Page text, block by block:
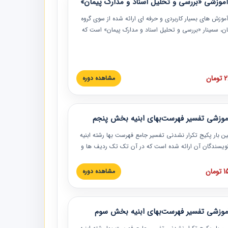
های بسیار کاربردی و حرفه‏ ای ارائه شده از سوی گروه
سمینار «بررسی و تحلیل اسناد و مدارک پیمان» است که
این خصوص ارائه شده است.
مشاهده دوره
تفسیر فهرست‌بهای ابنیه بخش پنجم
بار پکیج تکرار نشدنی تفسیر جامع فهرست بها رشته ابنیه
نویسندگان آن ارائه شده است که در آن تک تک ردیف ها و
و به همراه تصاویر عملیات اجرایی مرتبط با ردیف های
بها ارائه شده است. این دوره با کلام مهندس
مدیر پروژه مهندسی مشاور در امر بازنگری فهرست
حال فعالیت هستند حتما توصیه می کنیم از مطالب این
نمایند.
مشاهده دوره
تفسیر فهرست‌بهای ابنیه بخش سوم